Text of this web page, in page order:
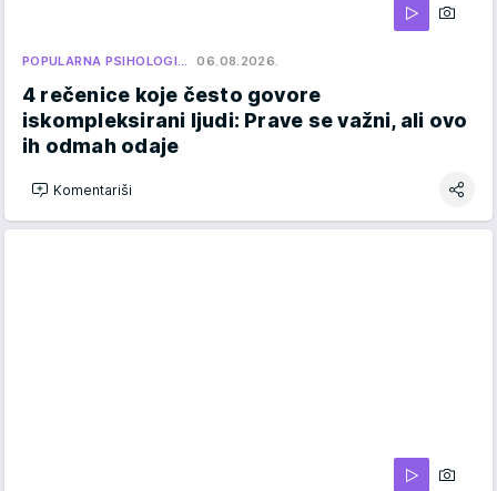
POPULARNA PSIHOLOGI… 06.08.2026.
4 rečenice koje često govore
iskompleksirani ljudi: Prave se važni, ali ovo
ih odmah odaje
Komentariši